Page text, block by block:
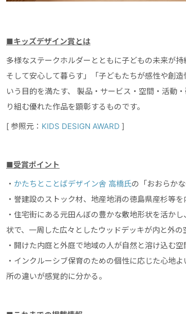
■キッズデザイン賞とは
多様なステークホルダーとともに子どもの未来が
そして安心して暮らす」「子どもたちが感性や創
いう目的を満たす、 製品・サービス・空間・活動
り組む優れた作品を顕彰するものです。
[ 参照元： KIDS DESIGN AWARD ]
■受賞ポイント
・ かたちとことばデザイン舎 高橋氏の「おおらか
・誉建設のストック材、地産地消の徳島県産杉等
・住宅街にある元田んぼの豊かな敷地形状を活か
状で、一周した広々としたウッドデッキが内と外の
・開けた内庭と外庭で地域の人が自然と溶け込む空
・インクルーシブ保育のための個性に応じた心地
所の違いが感覚的に分かる。